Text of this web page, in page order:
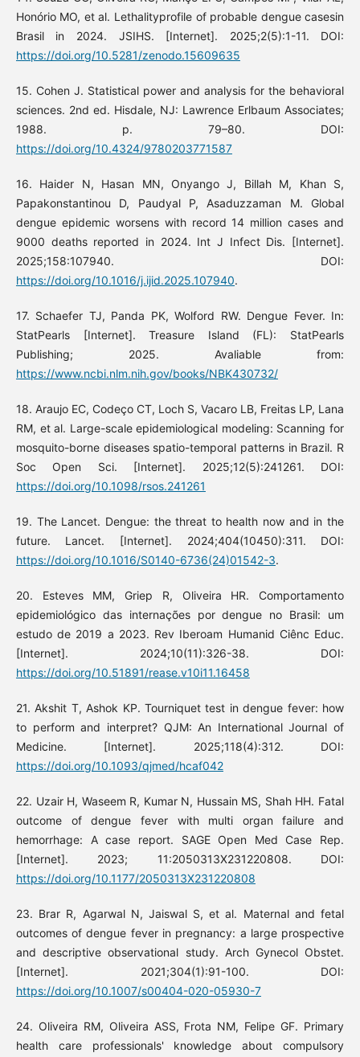
Honório MO, et al. Lethalityprofile of probable dengue casesin
Brasil in 2024. JSIHS. [Internet]. 2025;2(5):1-11. DOI:
https://doi.org/10.5281/zenodo.15609635
15. Cohen J. Statistical power and analysis for the behavioral
sciences. 2nd ed. Hisdale, NJ: Lawrence Erlbaum Associates;
1988. p. 79–80. DOI:
https://doi.org/10.4324/9780203771587
16. Haider N, Hasan MN, Onyango J, Billah M, Khan S,
Papakonstantinou D, Paudyal P, Asaduzzaman M. Global
dengue epidemic worsens with record 14 million cases and
9000 deaths reported in 2024. Int J Infect Dis. [Internet].
2025;158:107940. DOI:
https://doi.org/10.1016/j.ijid.2025.107940.
17. Schaefer TJ, Panda PK, Wolford RW. Dengue Fever. In:
StatPearls [Internet]. Treasure Island (FL): StatPearls
Publishing; 2025. Avaliable from:
https://www.ncbi.nlm.nih.gov/books/NBK430732/
18. Araujo EC, Codeço CT, Loch S, Vacaro LB, Freitas LP, Lana
RM, et al. Large-scale epidemiological modeling: Scanning for
mosquito-borne diseases spatio-temporal patterns in Brazil. R
Soc Open Sci. [Internet]. 2025;12(5):241261. DOI:
https://doi.org/10.1098/rsos.241261
19. The Lancet. Dengue: the threat to health now and in the
future. Lancet. [Internet]. 2024;404(10450):311. DOI:
https://doi.org/10.1016/S0140-6736(24)01542-3.
20. Esteves MM, Griep R, Oliveira HR. Comportamento
epidemiológico das internações por dengue no Brasil: um
estudo de 2019 a 2023. Rev Iberoam Humanid Ciênc Educ.
[Internet]. 2024;10(11):326-38. DOI:
https://doi.org/10.51891/rease.v10i11.16458
21. Akshit T, Ashok KP. Tourniquet test in dengue fever: how
to perform and interpret? QJM: An International Journal of
Medicine. [Internet]. 2025;118(4):312. DOI:
https://doi.org/10.1093/qjmed/hcaf042
22. Uzair H, Waseem R, Kumar N, Hussain MS, Shah HH. Fatal
outcome of dengue fever with multi organ failure and
hemorrhage: A case report. SAGE Open Med Case Rep.
[Internet]. 2023; 11:2050313X231220808. DOI:
https://doi.org/10.1177/2050313X231220808
23. Brar R, Agarwal N, Jaiswal S, et al. Maternal and fetal
outcomes of dengue fever in pregnancy: a large prospective
and descriptive observational study. Arch Gynecol Obstet.
[Internet]. 2021;304(1):91-100. DOI:
https://doi.org/10.1007/s00404-020-05930-7
24. Oliveira RM, Oliveira ASS, Frota NM, Felipe GF. Primary
health care professionals' knowledge about compulsory